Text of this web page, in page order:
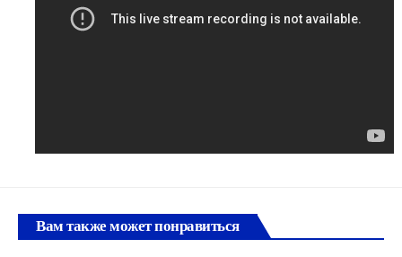
Вам также может понравиться